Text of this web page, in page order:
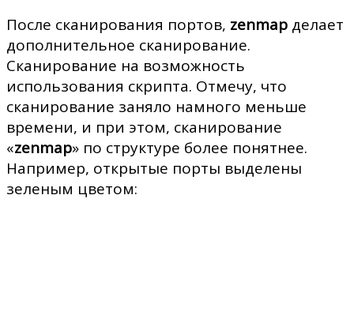
После сканирования портов, zenmap делает
дополнительное сканирование.
Сканирование на возможность
использования скрипта. Отмечу, что
сканирование заняло намного меньше
времени, и при этом, сканирование
«zenmap» по структуре более понятнее.
Например, открытые порты выделены
зеленым цветом: